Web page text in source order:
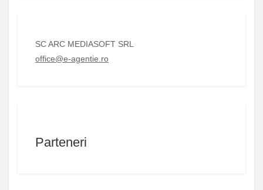
SC ARC MEDIASOFT SRL
office@e-agentie.ro
Parteneri